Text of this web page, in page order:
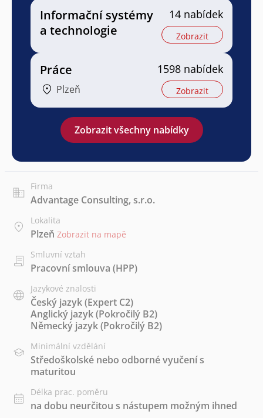
Informační systémy
a technologie
14 nabídek
Zobrazit
Práce
Plzeň
1598 nabídek
Zobrazit
Zobrazit všechny nabídky
Firma
Advantage Consulting, s.r.o.
Lokalita
Plzeň Zobrazit na mapě
Smluvní vztah
Pracovní smlouva (HPP)
Jazykové znalosti
Český jazyk(Expert C2)
Anglický jazyk(Pokročilý B2)
Německý jazyk(Pokročilý B2)
Minimální vzdělání
Středoškolské nebo odborné vyučení s
maturitou
Délka prac. poměru
na dobu neurčitou s nástupem možným ihned